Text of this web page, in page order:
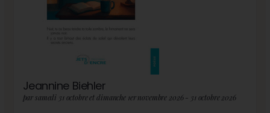
Jeannine Biehler
par samedi 31 octobre et dimanche 1er novembre 2026 - 31 octobre 2026